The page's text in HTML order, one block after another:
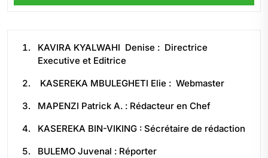
KAVIRA KYALWAHI Denise : Directrice
Executive et Editrice
KASEREKA MBULEGHETI Elie : Webmaster
MAPENZI Patrick A. : Rédacteur en Chef
KASEREKA BIN-VIKING : Sécrétaire de rédaction
BULEMO Juvenal : Réporter